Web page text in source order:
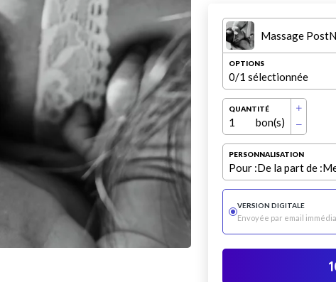
Massage
OPTIONS
0/1 sélectionnée
QUANTITÉ
1 bon(s)
PERSONNALISATION
Pour :De la part de :
VERSION DIGITALE
Envoyée par email